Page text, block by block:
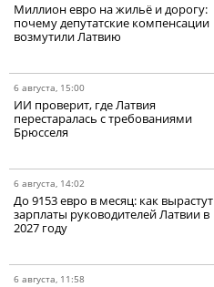
Миллион евро на жильё и дорогу:
почему депутатские компенсации
возмутили Латвию
6 августа, 15:00
ИИ проверит, где Латвия
перестаралась с требованиями
Брюсселя
6 августа, 14:02
До 9153 евро в месяц: как вырастут
зарплаты руководителей Латвии в
2027 году
6 августа, 11:58